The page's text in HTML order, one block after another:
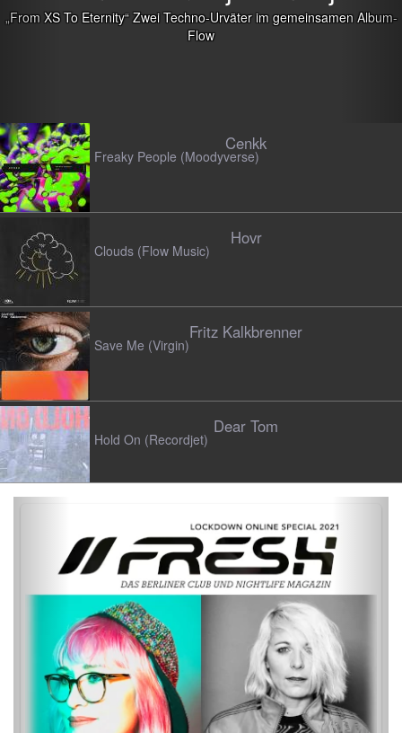
Urväter im gemeinsamen Album-
Cenkk
Freaky People (Moodyverse)
Hovr
Clouds (Flow Music)
Fritz Kalkbrenner
Save Me (Virgin)
Dear Tom
Hold On (Recordjet)
N/UM
Fade The Heart (Ninetofire)
Sacha Harland
Let Me Be (Act Like Adutls)
Mehr Musik Reviews